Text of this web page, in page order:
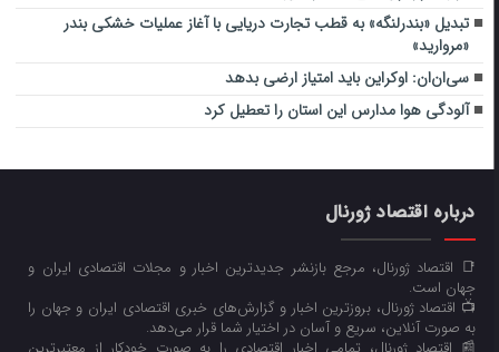
تبدیل «بندرلنگه» به قطب تجارت دریایی با آغاز عملیات خشکی بندر
«مروارید»
سی‌ان‌ان: اوکراین باید امتیاز ارضی بدهد
آلودگی هوا مدارس این استان را تعطیل کرد
درباره اقتصاد ژورنال
📑 اقتصاد ژورنال، مرجع بازنشر جدیدترین اخبار و مجلات اقتصادی ایران و
جهان است.
📺 اقتصاد ژورنال، بروزترین اخبار و گزارش‌های خبری اقتصادی ایران و جهان را
به صورت آنلاین، سریع و آسان در اختیار شما قرار می‌‌دهد.